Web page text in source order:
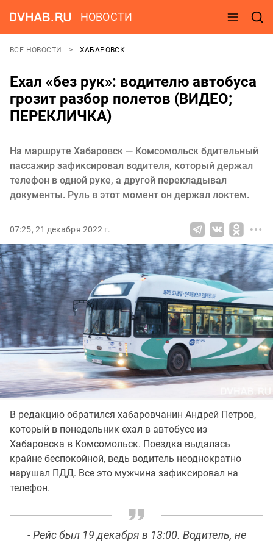
НОВОСТИ
ВСЕ НОВОСТИ ХАБАРОВСК
Ехал «без рук»: водителю автобуса
грозит разбор полетов (ВИДЕО;
ПЕРЕКЛИЧКА)
На маршруте Хабаровск — Комсомольск бдительный
пассажир зафиксировал водителя, который держал
телефон в одной руке, а другой перекладывал
документы. Руль в этот момент он держал локтем.
07:25, 21 декабря 2022 г.
В редакцию обратился хабаровчанин Андрей Петров,
который в понедельник ехал в автобусе из
Хабаровска в Комсомольск. Поездка выдалась
крайне беспокойной, ведь водитель неоднократно
нарушал ПДД. Все это мужчина зафиксировал на
телефон.
- Рейс был 19 декабря в 13:00. Водитель, не